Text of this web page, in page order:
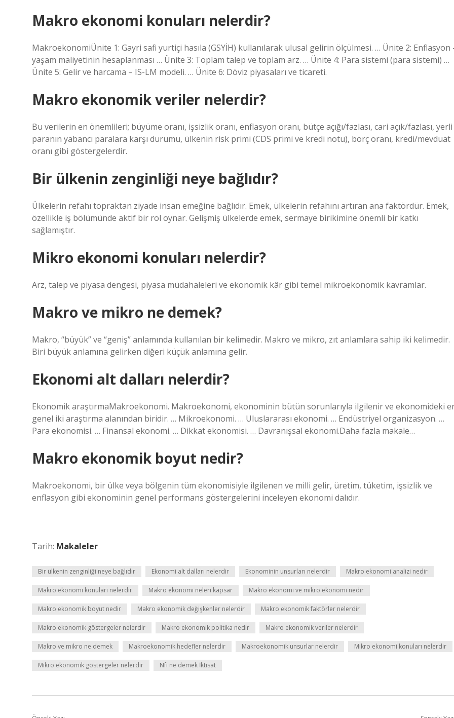
Makro ekonomi konuları nelerdir?
MakroekonomiÜnite 1: Gayri safi yurtiçi hasıla (GSYİH) kullanılarak ulusal gelirin ölçülmesi. … Ünite 2: Enflasyon
yaşam maliyetinin hesaplanması … Ünite 3: Toplam talep ve toplam arz. … Ünite 4: Para sistemi (para sistemi) …
Ünite 5: Gelir ve harcama – IS-LM modeli. … Ünite 6: Döviz piyasaları ve ticareti.
Makro ekonomik veriler nelerdir?
Bu verilerin en önemlileri; büyüme oranı, işsizlik oranı, enflasyon oranı, bütçe açığı/fazlası, cari açık/fazlası, yerli
paranın yabancı paralara karşı durumu, ülkenin risk primi (CDS primi ve kredi notu), borç oranı, kredi/mevduat
oranı gibi göstergelerdir.
Bir ülkenin zenginliği neye bağlıdır?
Ülkelerin refahı topraktan ziyade insan emeğine bağlıdır. Emek, ülkelerin refahını artıran ana faktördür. Emek,
özellikle iş bölümünde aktif bir rol oynar. Gelişmiş ülkelerde emek, sermaye birikimine önemli bir katkı
sağlamıştır.
Mikro ekonomi konuları nelerdir?
Arz, talep ve piyasa dengesi, piyasa müdahaleleri ve ekonomik kâr gibi temel mikroekonomik kavramlar.
Makro ve mikro ne demek?
Makro, “büyük” ve “geniş” anlamında kullanılan bir kelimedir. Makro ve mikro, zıt anlamlara sahip iki kelimedir.
Biri büyük anlamına gelirken diğeri küçük anlamına gelir.
Ekonomi alt dalları nelerdir?
Ekonomik araştırmaMakroekonomi. Makroekonomi, ekonominin bütün sorunlarıyla ilgilenir ve ekonomideki
genel iki araştırma alanından biridir. … Mikroekonomi. … Uluslararası ekonomi. … Endüstriyel organizasyon. …
Para ekonomisi. … Finansal ekonomi. … Dikkat ekonomisi. … Davranışsal ekonomi.Daha fazla makale…
Makro ekonomik boyut nedir?
Makroekonomi, bir ülke veya bölgenin tüm ekonomisiyle ilgilenen ve milli gelir, üretim, tüketim, işsizlik ve
enflasyon gibi ekonominin genel performans göstergelerini inceleyen ekonomi dalıdır.
Tarih: Makaleler
Bir ülkenin zenginliği neye bağlıdır Ekonomi alt dalları nelerdir Ekonominin unsurları nelerdir Makro ekonomi analizi nedir
Makro ekonomi konuları nelerdir Makro ekonomi neleri kapsar Makro ekonomi ve mikro ekonomi nedir
Makro ekonomik boyut nedir Makro ekonomik değişkenler nelerdir Makro ekonomik faktörler nelerdir
Makro ekonomik göstergeler nelerdir Makro ekonomik politika nedir Makro ekonomik veriler nelerdir
Makro ve mikro ne demek Makroekonomik hedefler nelerdir Makroekonomik unsurlar nelerdir Mikro ekonomi konuları nelerdir
Mikro ekonomik göstergeler nelerdir Nfı ne demek İktisat